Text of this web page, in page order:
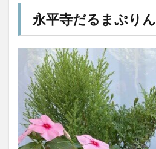
永平寺だるまぷりん